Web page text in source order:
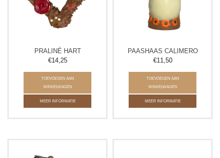
PRALINÉ HART
€14,25
TOEVOEGEN AAN
WINKELWAGEN
MEER INFORMATIE
PAASHAAS CALIMERO
€11,50
TOEVOEGEN AAN
WINKELWAGEN
MEER INFORMATIE